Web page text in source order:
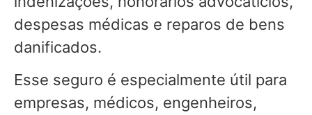
despesas médicas e reparos de bens
danificados.
Esse seguro é especialmente útil para
empresas, médicos, engenheiros,